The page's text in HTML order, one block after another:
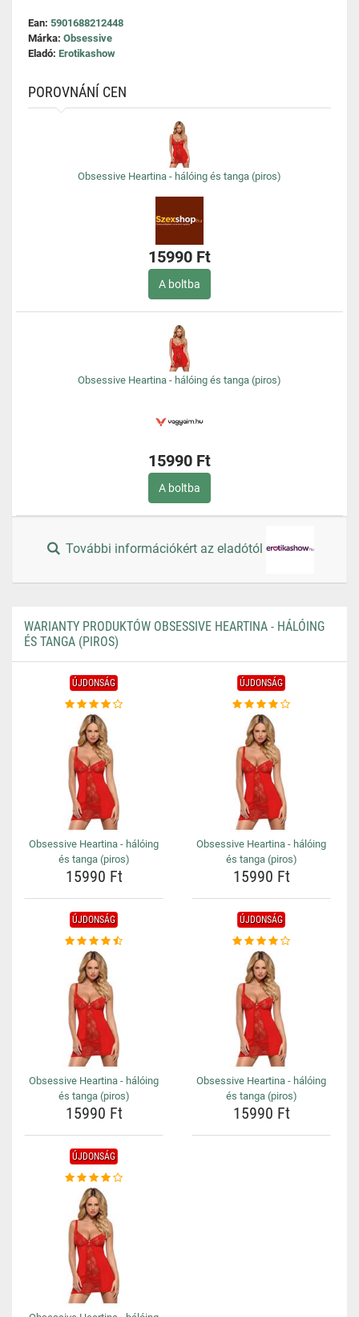
Ean: 5901688212448
Márka: Obsessive
Eladó: Erotikashow
POROVNÁNÍ CEN
Obsessive Heartina - hálóing és tanga (piros)
15990 Ft
A boltba
Obsessive Heartina - hálóing és tanga (piros)
15990 Ft
A boltba
További információkért az eladótól
WARIANTY PRODUKTÓW OBSESSIVE HEARTINA - HÁLÓING
ÉS TANGA (PIROS)
ÚJDONSÁG
Obsessive Heartina - hálóing
és tanga (piros)
15990 Ft
ÚJDONSÁG
Obsessive Heartina - hálóing
és tanga (piros)
15990 Ft
ÚJDONSÁG
Obsessive Heartina - hálóing
és tanga (piros)
15990 Ft
ÚJDONSÁG
Obsessive Heartina - hálóing
és tanga (piros)
15990 Ft
ÚJDONSÁG